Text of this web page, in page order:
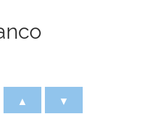
▲ ▼